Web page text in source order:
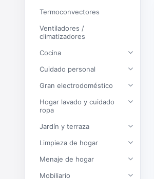
Termoconvectores
Ventiladores /
climatizadores
Cocina
Cuidado personal
Gran electrodoméstico
Hogar lavado y cuidado
ropa
Jardín y terraza
Limpieza de hogar
Menaje de hogar
Mobiliario